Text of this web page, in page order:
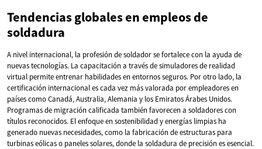
Tendencias globales en empleos de
soldadura
A nivel internacional, la profesión de soldador se fortalece con la ayuda de
nuevas tecnologías. La capacitación a través de simuladores de realidad
virtual permite entrenar habilidades en entornos seguros. Por otro lado, la
certificación internacional es cada vez más valorada por empleadores en
países como Canadá, Australia, Alemania y los Emiratos Árabes Unidos.
Programas de migración calificada también favorecen a soldadores con
títulos reconocidos. El enfoque en sostenibilidad y energías limpias ha
generado nuevas necesidades, como la fabricación de estructuras para
turbinas eólicas o paneles solares, donde la soldadura de precisión es esencial.